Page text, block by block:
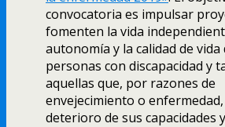
convocatoria es impulsar
fomenten la vida
autonomía y la calidad de vida
personas con discapacidad y
aquellas que, por razones de
envejecimiento o
deterioro de sus capacidades